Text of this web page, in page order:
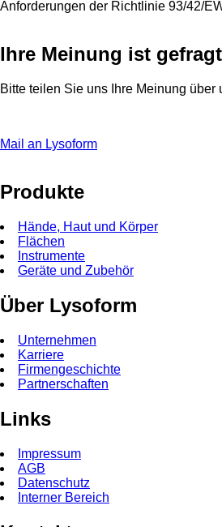
Anforderungen der Richtlinie 93/42/
Ihre Meinung ist
Bitte teilen Sie uns Ihre Meinung
Mail an Lysoform
Produkte
Hände, Haut und Körper
Flächen
Instrumente
Geräte und Zubehör
Über Lysoform
Unternehmen
Karriere
Firmengeschichte
Partnerschaften
Links
Impressum
AGB
Datenschutz
Interner Bereich